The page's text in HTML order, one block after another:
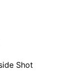
Shot